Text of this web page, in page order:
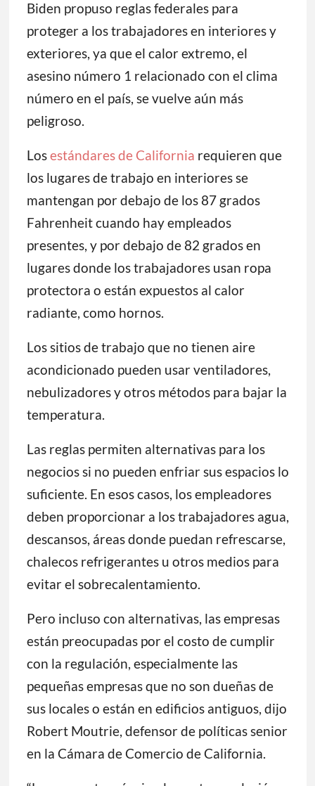
Biden propuso reglas federales para
proteger a los trabajadores en interiores y
exteriores, ya que el calor extremo, el
asesino número 1 relacionado con el clima
número en el país, se vuelve aún más
peligroso.
Losestándares de California requieren que
los lugares de trabajo en interiores se
mantengan por debajo de los 87 grados
Fahrenheit cuando hay empleados
presentes, y por debajo de 82 grados en
lugares donde los trabajadores usan ropa
protectora o están expuestos al calor
radiante, como hornos.
Los sitios de trabajo que no tienen aire
acondicionado pueden usar ventiladores,
nebulizadores y otros métodos para bajar la
temperatura.
Las reglas permiten alternativas para los
negocios si no pueden enfriar sus espacios lo
suficiente. En esos casos, los empleadores
deben proporcionar a los trabajadores agua,
descansos, áreas donde puedan refrescarse,
chalecos refrigerantes u otros medios para
evitar el sobrecalentamiento.
Pero incluso con alternativas, las empresas
están preocupadas por el costo de cumplir
con la regulación, especialmente las
pequeñas empresas que no son dueñas de
sus locales o están en edificios antiguos, dijo
Robert Moutrie, defensor de políticas senior
en la Cámara de Comercio de California.